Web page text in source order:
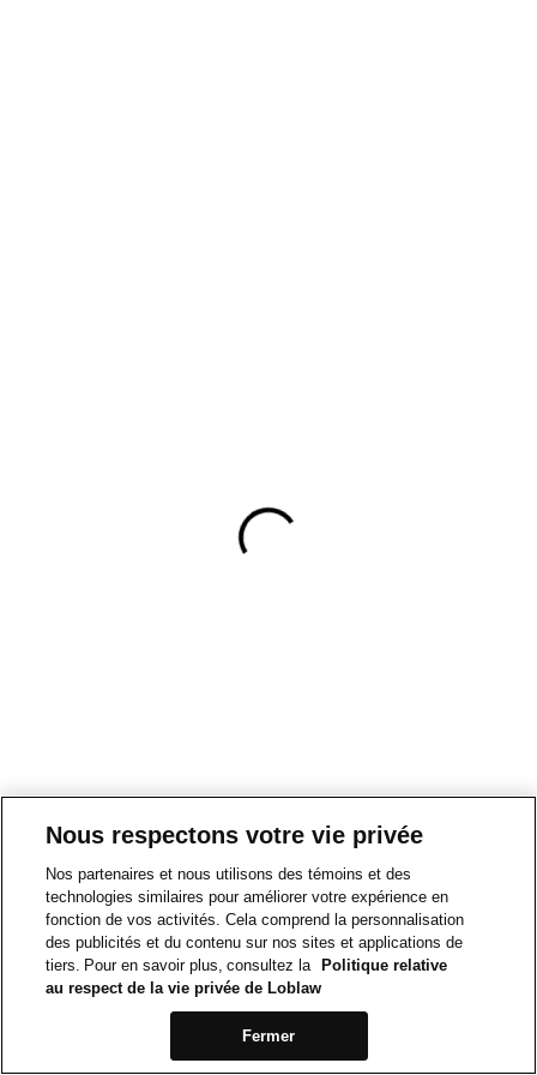
Nous respectons votre vie privée
Nos partenaires et nous utilisons des témoins et des
technologies similaires pour améliorer votre expérience en
fonction de vos activités. Cela comprend la personnalisation
des publicités et du contenu sur nos sites et applications de
tiers. Pour en savoir plus, consultez la
Politique relative
au respect de la vie privée de Loblaw
Fermer